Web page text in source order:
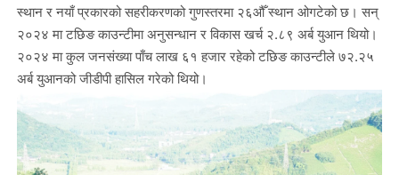
स्थान र नयाँ प्रकारको सहरीकरणको गुणस्तरमा २६औँ स्थान ओगटेको छ। सन्
२०२४ मा टछिङ काउन्टीमा अनुसन्धान र विकास खर्च २.८९ अर्ब युआन थियो।
२०२४ मा कुल जनसंख्या पाँच लाख ६१ हजार रहेको टछिङ काउन्टीले ७२.२५
अर्ब युआनको जीडीपी हासिल गरेको थियो।